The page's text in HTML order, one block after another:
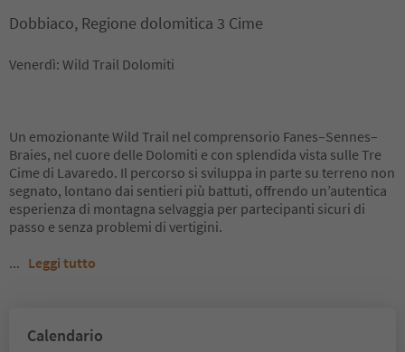
Dobbiaco, Regione dolomitica 3 Cime
Venerdì: Wild Trail Dolomiti
Un emozionante Wild Trail nel comprensorio Fanes–Sennes–
Braies, nel cuore delle Dolomiti e con splendida vista sulle Tre
Cime di Lavaredo. Il percorso si sviluppa in parte su terreno non
segnato, lontano dai sentieri più battuti, offrendo un’autentica
esperienza di montagna selvaggia per partecipanti sicuri di
passo e senza problemi di vertigini.
... Leggi tutto
Calendario